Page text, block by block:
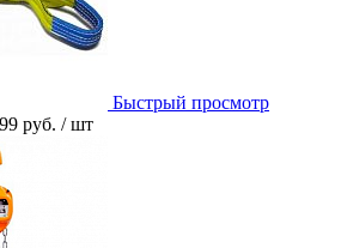
Быстрый просмотр
руб. / шт